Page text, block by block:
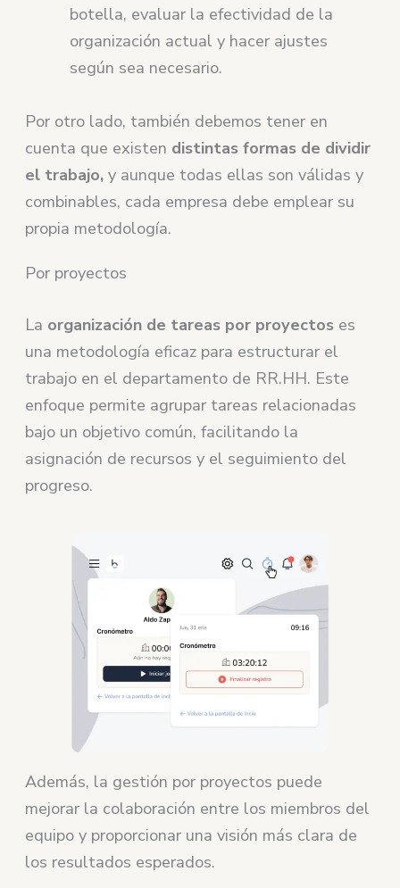
botella, evaluar la efectividad de la
organización actual y hacer ajustes
según sea necesario.
Por otro lado, también debemos tener en
cuenta que existen distintas formas de dividir
el trabajo, y aunque todas ellas son válidas y
combinables, cada empresa debe emplear su
propia metodología.
Por proyectos
La organización de tareas por proyectos es
una metodología eficaz para estructurar el
trabajo en el departamento de RR.HH. Este
enfoque permite agrupar tareas relacionadas
bajo un objetivo común, facilitando la
asignación de recursos y el seguimiento del
progreso.
Además, la gestión por proyectos puede
mejorar la colaboración entre los miembros del
equipo y proporcionar una visión más clara de
los resultados esperados.